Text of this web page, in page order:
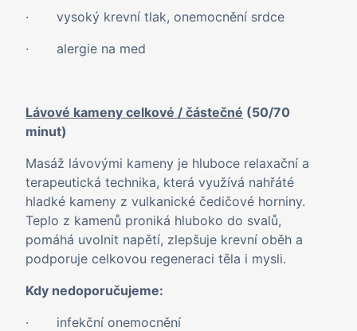
· vysoký krevní tlak, onemocnění srdce
· alergie na med
Lávové kameny celkové / částečné (50/70
minut)
Masáž lávovými kameny je hluboce relaxační a
terapeutická technika, která využívá nahřáté
hladké kameny z vulkanické čedičové horniny.
Teplo z kamenů proniká hluboko do svalů,
pomáhá uvolnit napětí, zlepšuje krevní oběh a
podporuje celkovou regeneraci těla i mysli.
Kdy nedoporučujeme:
· infekční onemocnění